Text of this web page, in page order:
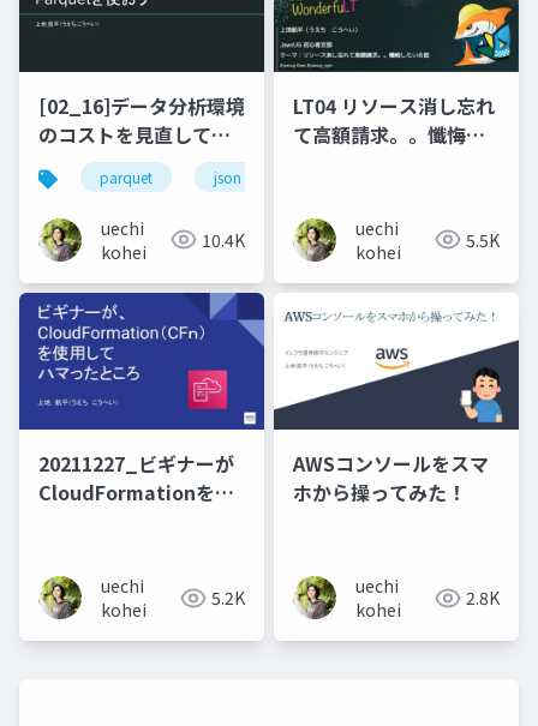
[02_16]データ分析環境
のコストを見直してみ
た。
parquet json
uechi
kohei
10.4K
LT04 リソース消し忘れ
て高額請求。。懺悔し
uechi
kohei
5.5K
20211227_ビギナーが
CloudFormationを使
uechi
kohei
5.2K
AWSコンソールをスマ
ホから操ってみた！
uechi
kohei
2.8K